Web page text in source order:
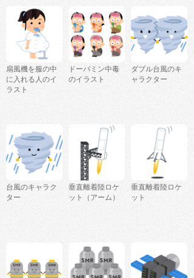
扇風機を服の中
に入れる人のイ
ラスト
ドーパミン中毒
のイラスト
ダブル台風のキ
ャラクター
台風のキャラク
ター
垂直離着陸ロケ
ット（アーム）
垂直離着陸ロケ
ット